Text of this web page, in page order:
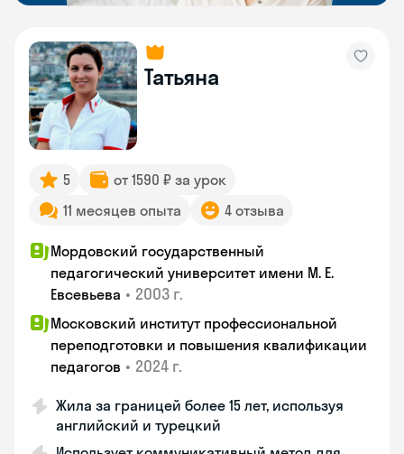
Татьяна
5
от 1590 ₽ за урок
11 месяцев опыта
4 отзыва
Мордовский государственный
педагогический университет имени М. Е.
Евсевьева • 2003 г.
Московский институт профессиональной
переподготовки и повышения квалификации
педагогов • 2024 г.
Жила за границей более 15 лет, используя
английский и турецкий